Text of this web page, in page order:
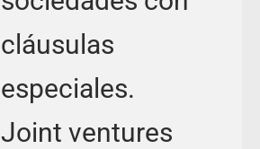
cláusulas
especiales.
Joint ventures